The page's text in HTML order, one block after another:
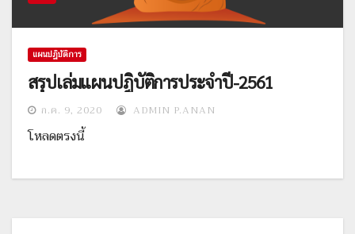
แผนปฎิบัติการ
สรุปเล่มแผนปฎิบัติการประจำปี-2561
ก.ค. 9, 2020 ADMIN P.ANAN
โหลดตรงนี้